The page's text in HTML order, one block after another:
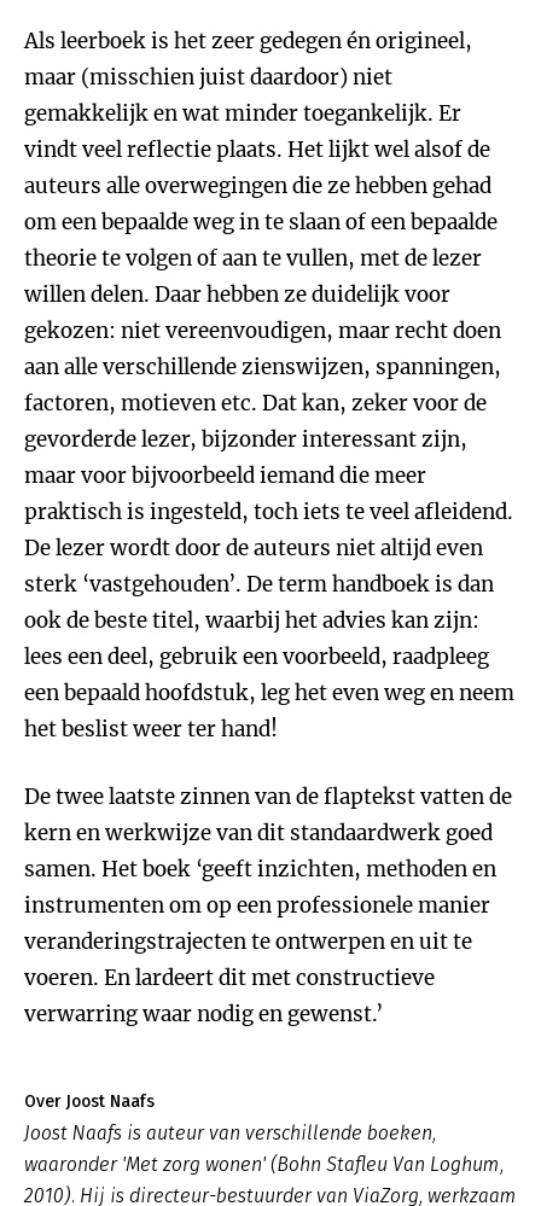
Als leerboek is het zeer gedegen én origineel,
maar (misschien juist daardoor) niet
gemakkelijk en wat minder toegankelijk. Er
vindt veel reflectie plaats. Het lijkt wel alsof de
auteurs alle overwegingen die ze hebben gehad
om een bepaalde weg in te slaan of een bepaalde
theorie te volgen of aan te vullen, met de lezer
willen delen. Daar hebben ze duidelijk voor
gekozen: niet vereenvoudigen, maar recht doen
aan alle verschillende zienswijzen, spanningen,
factoren, motieven etc. Dat kan, zeker voor de
gevorderde lezer, bijzonder interessant zijn,
maar voor bijvoorbeeld iemand die meer
praktisch is ingesteld, toch iets te veel afleidend.
De lezer wordt door de auteurs niet altijd even
sterk ‘vastgehouden’. De term handboek is dan
ook de beste titel, waarbij het advies kan zijn:
lees een deel, gebruik een voorbeeld, raadpleeg
een bepaald hoofdstuk, leg het even weg en neem
het beslist weer ter hand!
De twee laatste zinnen van de flaptekst vatten de
kern en werkwijze van dit standaardwerk goed
samen. Het boek ‘geeft inzichten, methoden en
instrumenten om op een professionele manier
veranderingstrajecten te ontwerpen en uit te
voeren. En lardeert dit met constructieve
verwarring waar nodig en gewenst.’
Over Joost Naafs
Joost Naafs is auteur van verschillende boeken,
waaronder 'Met zorg wonen' (Bohn Stafleu Van Loghum,
2010). Hij is directeur-bestuurder van ViaZorg, werkzaam